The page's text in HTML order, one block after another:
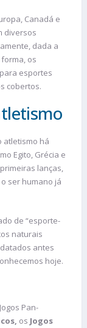
Canadá e
diversos
dada a
os
esportes
cobertos.
atletismo há
Egito, Grécia e
lanças,
ser humano já
de “esporte-
naturais
antes
hoje.
Pan-
os Jogos